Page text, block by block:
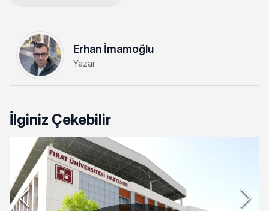
Erhan İmamoğlu
Yazar
İlginiz Çekebilir